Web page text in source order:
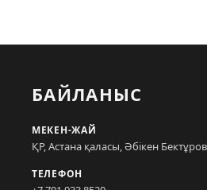
БАЙЛАНЫС
МЕКЕН-ЖАЙ
ҚР, Астана қаласы, Әбікен
ТЕЛЕФОН